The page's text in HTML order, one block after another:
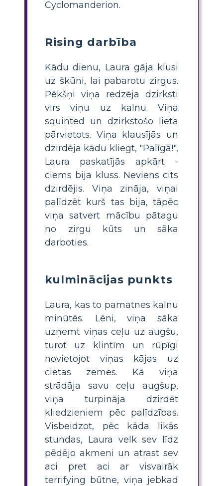
Cyclomanderion.
Rising darbība
Kādu dienu, Laura gāja klusi
uz šķūni, lai pabarotu zirgus.
Pēkšņi viņa redzēja dzirksti
virs viņu uz kalnu. Viņa
squinted un dzirkstošo lieta
pārvietots. Viņa klausījās un
dzirdēja kādu kliegt, "Palīgā!",
Laura paskatījās apkārt -
ciems bija kluss. Neviens cits
dzirdējis. Viņa zināja, viņai
palīdzēt kurš tas bija, tāpēc
viņa satvert mācību pātagu
no zirgu kūts un sāka
darboties.
kulminācijas punkts
Laura, kas to pamatnes kalnu
minūtēs. Lēni, viņa sāka
uzņemt viņas ceļu uz augšu,
turot uz klintīm un rūpīgi
novietojot viņas kājas uz
cietas zemes. Kā viņa
strādāja savu ceļu augšup,
viņa turpināja dzirdēt
kliedzieniem pēc palīdzības.
Visbeidzot, pēc kāda likās
stundas, Laura velk sev līdz
pēdējo akmeni un atrast sev
aci pret aci ar visvairāk
terrifying būtne, viņa jebkad